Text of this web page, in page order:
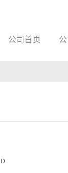
公司首页